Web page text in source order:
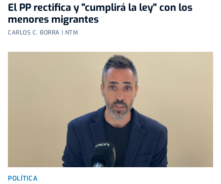
El PP rectifica y "cumplirá la ley" con los
menores migrantes
CARLOS C. BORRA | NTM
POLÍTICA